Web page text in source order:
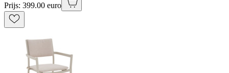
Prijs: 399.00 euro